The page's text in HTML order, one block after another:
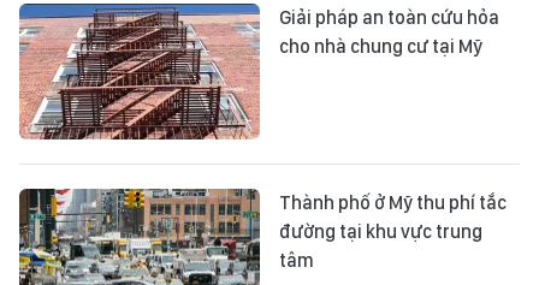
Giải pháp an toàn cứu hỏa
cho nhà chung cư tại Mỹ
Thành phố ở Mỹ thu phí tắc
đường tại khu vực trung
tâm